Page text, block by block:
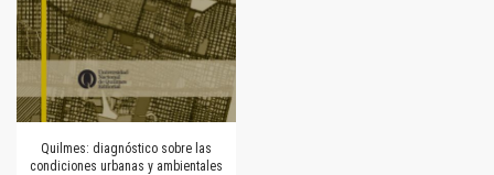
Quilmes: diagnóstico sobre las
condiciones urbanas y ambientales